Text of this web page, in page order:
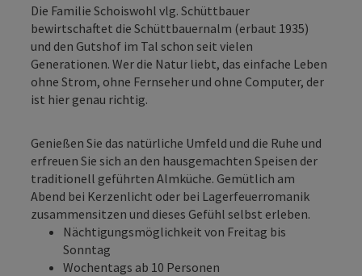
Die Familie Schoiswohl vlg. Schüttbauer
bewirtschaftet die Schüttbauernalm (erbaut 1935)
und den Gutshof im Tal schon seit vielen
Generationen. Wer die Natur liebt, das einfache Leben
ohne Strom, ohne Fernseher und ohne Computer, der
ist hier genau richtig.
Genießen Sie das natürliche Umfeld und die Ruhe und
erfreuen Sie sich an den hausgemachten Speisen der
traditionell geführten Almküche. Gemütlich am
Abend bei Kerzenlicht oder bei Lagerfeuerromanik
zusammensitzen und dieses Gefühl selbst erleben.
Nächtigungsmöglichkeit von Freitag bis
Sonntag
Wochentags ab 10 Personen